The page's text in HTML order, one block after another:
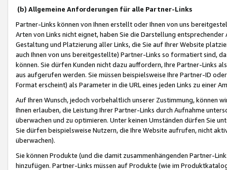
(b) Allgemeine Anforderungen für alle Partner-Links
Partner-Links können von Ihnen erstellt oder Ihnen von uns
Arten von Links nicht eignet, haben Sie die Darstellung
Gestaltung und Platzierung aller Links, die Sie auf Ihrer Website
auch Ihnen von uns bereitgestellte) Partner-Links so formatiert sind,
können. Sie dürfen Kunden nicht dazu auffordern, Ihre Partner-Links
aus aufgerufen werden. Sie müssen beispielsweise Ihre Partner-ID
Format erscheint) als Parameter in die URL eines jeden Links zu einer
Auf Ihren Wunsch, jedoch vorbehaltlich unserer Zustimmung, können
Ihnen erlauben, die Leistung Ihrer Partner-Links durch Aufnahme
überwachen und zu optimieren. Unter keinen Umständen dürfen Sie
Sie dürfen beispielsweise Nutzern, die Ihre Website aufrufen, nicht
überwachen).
Sie können Produkte (und die damit zusammenhängenden Partner-
hinzufügen. Partner-Links müssen auf Produkte (wie im